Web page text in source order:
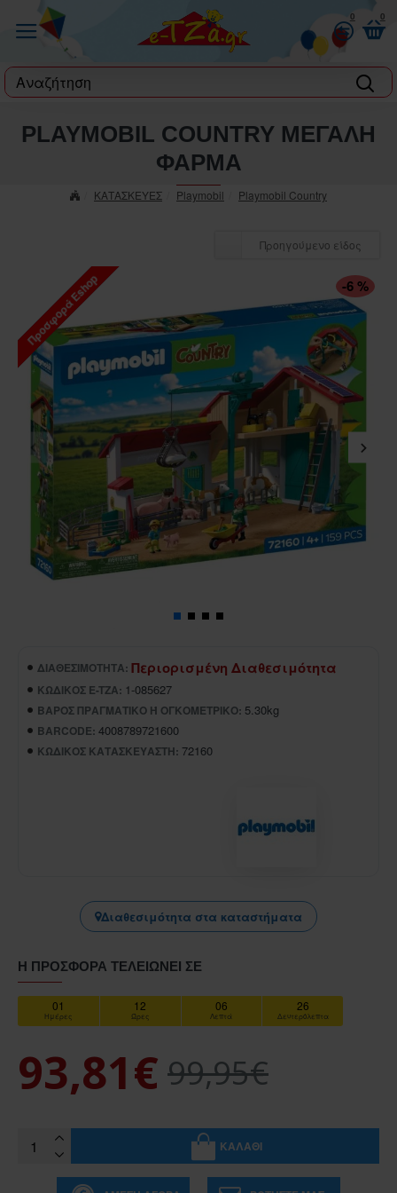
0 0
label
ΚΑΤΑΣΚΕΥΕΣ Playmobil Playmobil Country
PLAYMOBIL COUNTRY ΜΕΓΑΛΗ
ΦΑΡΜΑ
Προηγούμενο είδος
ΠΤΏΣΗ ΤΙΜΉΣ
Προσφορά Eshop -6 %
ΔΙΑΘΕΣΙΜΌΤΗΤΑ: Περιορισμένη Διαθεσιμότητα
ΚΩΔΙΚΌΣ E-TZA: 1-085627
ΒΆΡΟΣ ΠΡΑΓΜΑΤΙΚΌ Ή ΟΓΚΟΜΕΤΡΙΚΌ: 5.30kg
BARCODE: 4008789721600
ΚΩΔΙΚΌΣ ΚΑΤΑΣΚΕΥΑΣΤΉ: 72160
Διαθεσιμότητα στα καταστήματα
Η ΠΡΟΣΦΟΡΆ ΤΕΛΕΙΏΝΕΙ ΣΕ
01
Ημέρες
12
Ώρες
06
Λεπτά
26
Δευτερόλεπτα
93,81€ 99,95€
ΚΑΛΆΘΙ